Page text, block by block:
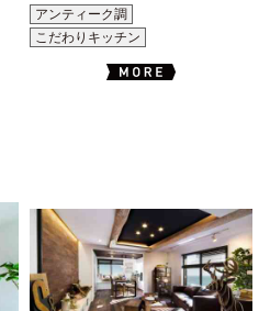
アンティーク調
こだわりキッチン